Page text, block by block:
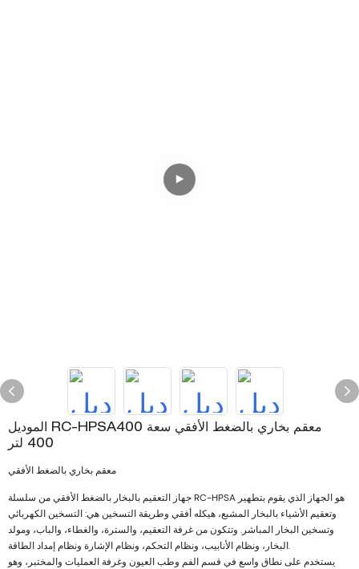
الموديل RC-HPSA400 معقم بخاري بالضغط الأفقي سعة
400 لتر
معقم بخاري بالضغط الأفقي
جهاز التعقيم بالبخار بالضغط الأفقي من سلسلة RC-HPSA هو الجهاز الذي يقوم بتطهير
وتعقيم الأشياء بالبخار المشبع، هيكله أفقي وطريقة التسخين هي: التسخين الكهربائي
وتسخين البخار المباشر. وتتكون من غرفة التعقيم، والسترة، والغطاء، والباب، ومولد
البخار، ونظام الأنابيب، ونظام التحكم، ونظام الإشارة ونظام إمداد الطاقة.
يستخدم على نطاق واسع في قسم الفم وطب العيون وغرفة العمليات والمختبر، وهو